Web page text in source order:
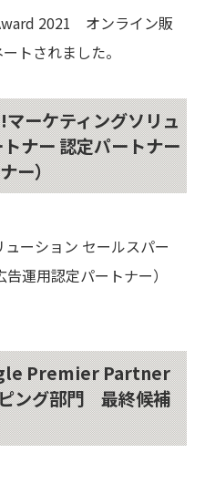
2021 オンライン販
トされました。
ーケティングソリュ
ナー 認定パートナー
ー）
ーション セールスパー
運用認定パートナー）
Premier Partner
ング部門 最終候補